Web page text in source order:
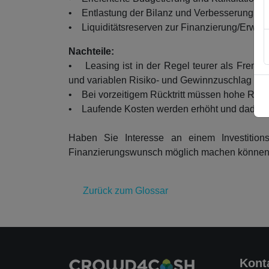
• Entlastung der Bilanz und Verbesserung der
• Liquiditätsreserven zur Finanzierung/
Nachteile:
• Leasing ist in der Regel teurer als
und variablen Risiko- und Gewinnzuschlag
• Bei vorzeitigem Rücktritt müssen hohe
• Laufende Kosten werden erhöht und
Haben Sie Interesse an einem
Finanzierungswunsch möglich machen
Zurück zum Glossar